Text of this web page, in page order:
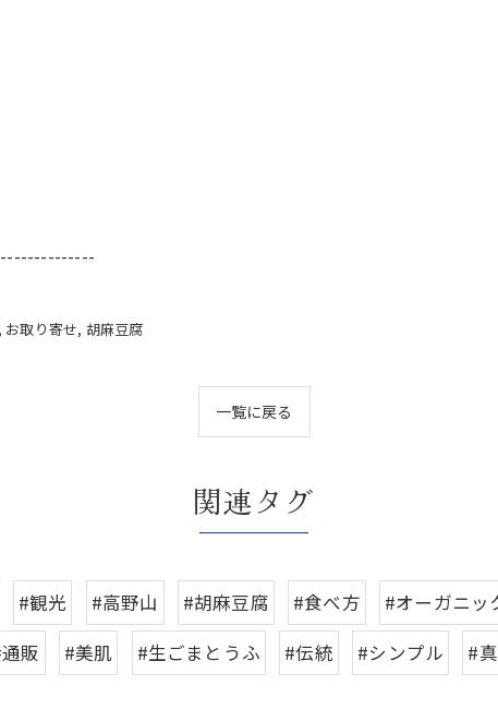
お取り寄せ 胡麻豆腐
一覧に戻る
関連タグ
#観光 #高野山 #胡麻豆腐 #食べ方 #オーガニッ
販 #美肌 #生ごまとうふ #伝統 #シンプル #